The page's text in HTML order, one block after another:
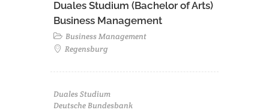
Duales Studium (Bachelor of Arts)
Business Management
Business Management
Regensburg
Duales Studium
Deutsche Bundesbank